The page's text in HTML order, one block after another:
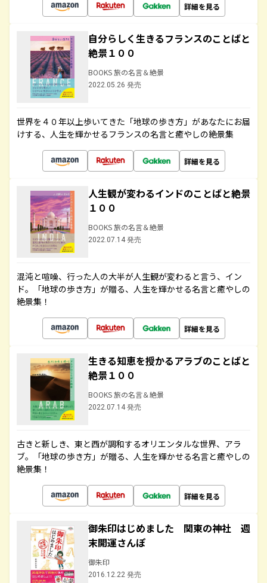
詳細を見る
自分らしく生きるフランスのことばと
絶景１００
BOOKS 旅の名言＆絶景
2022.05.26 発売
世界を４０年以上歩いてきた「地球の歩き方」があなたにお届
けする、人生を輝かせるフランスの名言と癒やしの絶景集
詳細を見る
人生観が変わるインドのことばと絶景
１００
BOOKS 旅の名言＆絶景
2022.07.14 発売
混沌と喧噪、行った人の大半が人生観が変わると言う、イン
ド。「地球の歩き方」が贈る、人生を輝かせる名言と癒やしの
絶景集！
詳細を見る
生きる知恵を授かるアラブのことばと
絶景１００
BOOKS 旅の名言＆絶景
2022.07.14 発売
古きと新しき、東と西が調和するオリエンタルな世界、アラ
ブ。「地球の歩き方」が贈る、人生を輝かせる名言と癒やしの
絶景集！
詳細を見る
御朱印はじめました 関東の神社 週
末開運さんぽ
御朱印
2016.12.22 発売